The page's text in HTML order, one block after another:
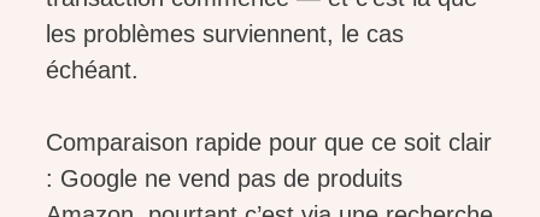
les problèmes surviennent, le cas
échéant.
Comparaison rapide pour que ce soit clair
: Google ne vend pas de produits